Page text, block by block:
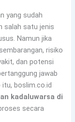
yang sudah
salah satu jenis
Namun jika
risiko
dan potensi
jawab
itu, boslim.co.id
kadaluwarsa di
secara